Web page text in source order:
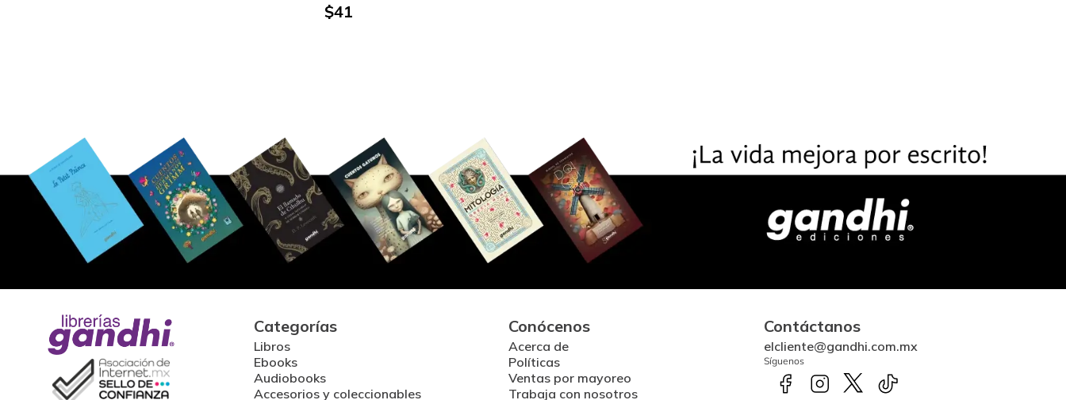
$41
Categorías
Libros
Ebooks
Audiobooks
Accesorios y coleccionables
Conócenos
Acerca de
Políticas
Ventas por mayoreo
Trabaja con nosotros
Contáctanos
elcliente@gandhi.com.mx
Síguenos